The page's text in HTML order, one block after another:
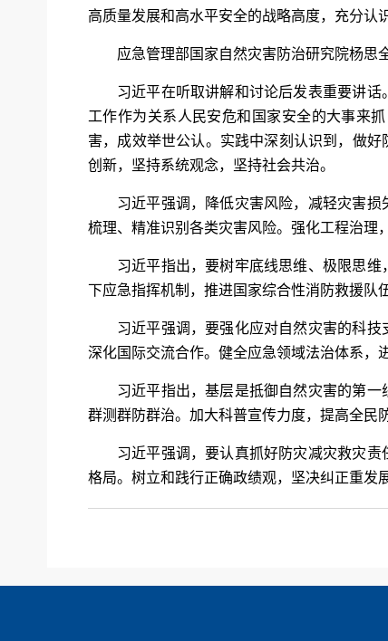
高质量发展和高水平安全的战略高度，充分认
应急管理部国家自然灾害防治研究院杨思
习近平在听取讲解和讨论后发表重要讲
工作作为关系人民安危和国家安全的大事来
害，成效举世公认。实践中深刻认识到，做
创新，坚持系统观念，坚持社会共治。
习近平强调，降低灾害风险，减轻灾害
梳理、精准识别各类灾害风险。强化工程治理
习近平指出，要树牢底线思维、极限思
下应急指挥机制，推进国家综合性消防救援队
习近平强调，要强化应对自然灾害的科
深化国际交流合作。健全应急领域法治体系，
习近平指出，基层是抵御自然灾害的第
群测群防群治。加大科普宣传力度，提高全民
习近平强调，要认真抓好防灾减灾救灾
格局。树立和践行正确政绩观，坚决纠正重发